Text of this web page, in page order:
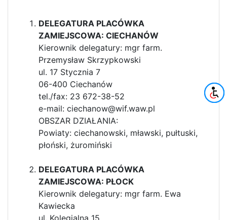
DELEGATURA PLACÓWKA
ZAMIEJSCOWA: CIECHANÓW
Kierownik delegatury: mgr farm.
Przemysław Skrzypkowski
ul. 17 Stycznia 7
06-400 Ciechanów
tel./fax: 23 672-38-52
e-mail: ciechanow@wif.waw.pl
OBSZAR DZIAŁANIA:
Powiaty: ciechanowski, mławski, pułtuski,
płoński, żuromiński
DELEGATURA PLACÓWKA
ZAMIEJSCOWA: PŁOCK
Kierownik delegatury: mgr farm. Ewa
Kawiecka
ul. Kolegialna 15